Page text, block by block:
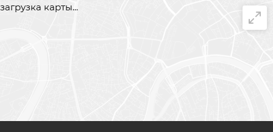
загрузка карты...